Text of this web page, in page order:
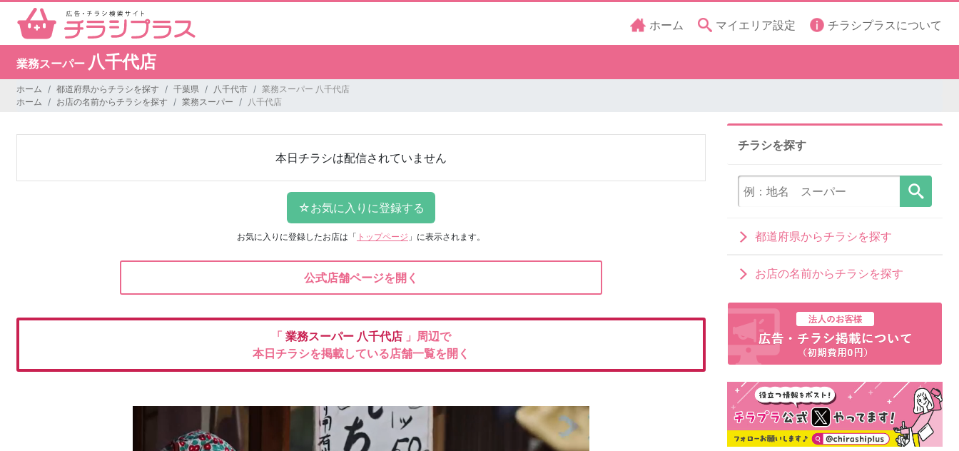
ホーム マイエリア設定 チラシプラスについて
業務スーパー 八千代店
ホーム 都道府県からチラシを探す 千葉県 八千代市
業務スーパー 八千代店
ホーム
お店の名前からチラシを探す 業務スーパー 八千代店
本日チラシは配信されていません
お気に入りに登録したお店は 「 トップページ 」に表示されます。
公式店舗ページを開く
「 業務スーパー 八千代店 」周辺で
本日チラシを掲載している店舗一覧を開く
チラシを探す
都道府県からチラシを探す
お店の名前からチラシを探す